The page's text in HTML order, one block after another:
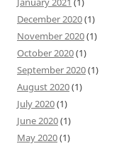
December 2020(1)
November 2020(1)
October 2020(1)
September 2020(1)
August 2020(1)
July 2020(1)
June 2020(1)
May 2020(1)